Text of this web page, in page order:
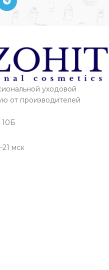
уходовой
от производителей
10Б
мск